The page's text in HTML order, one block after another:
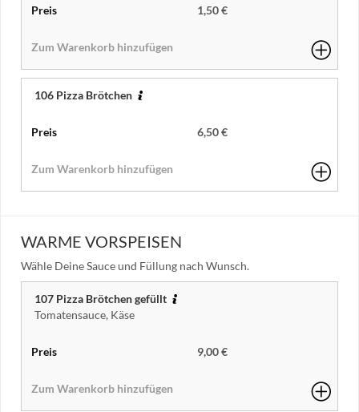
1,50 €
106 Pizza Brötchen
6,50 €
WARME VORSPEISEN
Wähle Deine Sauce und Füllung nach Wunsch.
107 Pizza Brötchen gefüllt
Tomatensauce, Käse
9,00 €